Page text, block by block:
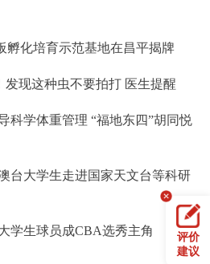
孵化培育示范基地在昌平揭牌
发现这种虫不要拍打 医生提醒
科学体重管理 “福地东四”胡同悦
台大学生走进国家天文台等科研
学生球员成CBA选秀主角
评价
建议